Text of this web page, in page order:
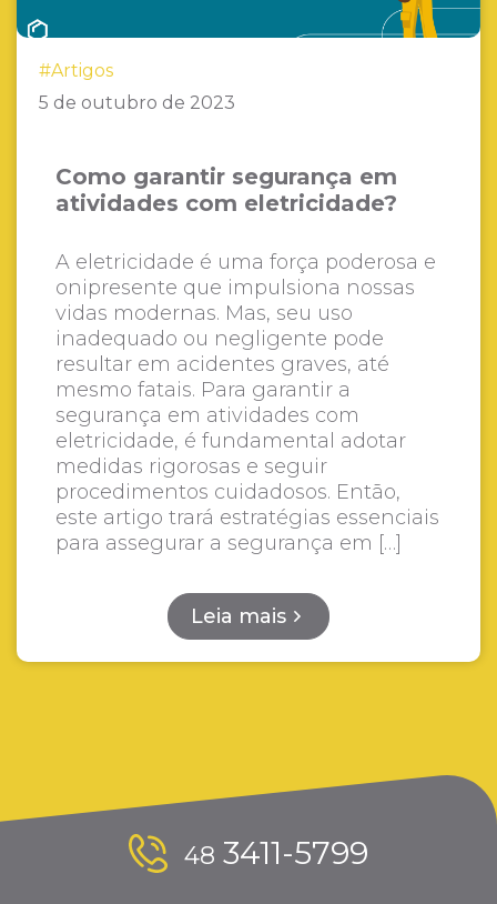
#Artigos
5 de outubro de 2023
Como garantir segurança em
atividades com eletricidade?
A eletricidade é uma força poderosa e
onipresente que impulsiona nossas
vidas modernas. Mas, seu uso
inadequado ou negligente pode
resultar em acidentes graves, até
mesmo fatais. Para garantir a
segurança em atividades com
eletricidade, é fundamental adotar
medidas rigorosas e seguir
procedimentos cuidadosos. Então,
este artigo trará estratégias essenciais
para assegurar a segurança em […]
Leia mais
48 3411-5799